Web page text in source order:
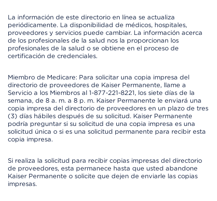
La información de este directorio en línea se actualiza
periódicamente. La disponibilidad de médicos, hospitales,
proveedores y servicios puede cambiar. La información acerca
de los profesionales de la salud nos la proporcionan los
profesionales de la salud o se obtiene en el proceso de
certificación de credenciales.
Miembro de Medicare: Para solicitar una copia impresa del
directorio de proveedores de Kaiser Permanente, llame a
Servicio a los Miembros al 1-877-221-8221, los siete días de la
semana, de 8 a. m. a 8 p. m. Kaiser Permanente le enviará una
copia impresa del directorio de proveedores en un plazo de tres
(3) días hábiles después de su solicitud. Kaiser Permanente
podría preguntar si su solicitud de una copia impresa es una
solicitud única o si es una solicitud permanente para recibir esta
copia impresa.
Si realiza la solicitud para recibir copias impresas del directorio
de proveedores, esta permanece hasta que usted abandone
Kaiser Permanente o solicite que dejen de enviarle las copias
impresas.